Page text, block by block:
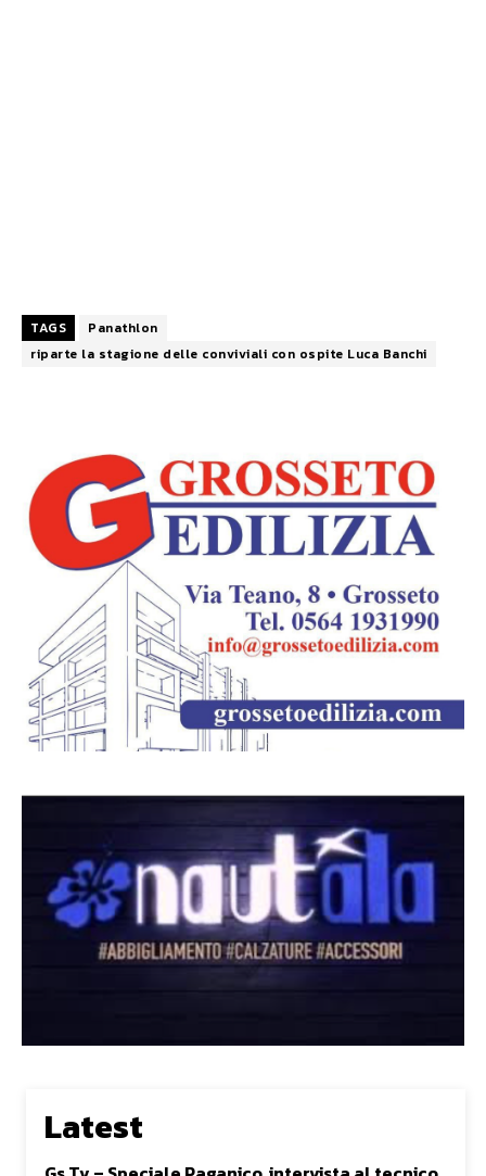
TAGS
Panathlon
riparte la stagione delle conviviali con ospite Luca Banchi
Latest